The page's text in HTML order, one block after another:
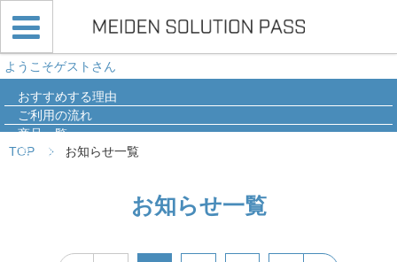
ようこそゲストさん
おすすめする理由
ご利用の流れ
商品一覧
導入事例
TOP お知らせ一覧
お知らせ一覧